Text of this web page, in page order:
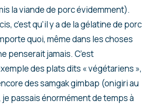
la viande de porc évidemment).
c’est qu’il y a de la gélatine de porc
quoi, même dans les choses
penserait jamais. C’est
des plats dits « végétariens »,
des samgak gimbap (onigiri au
passais énormément de temps à